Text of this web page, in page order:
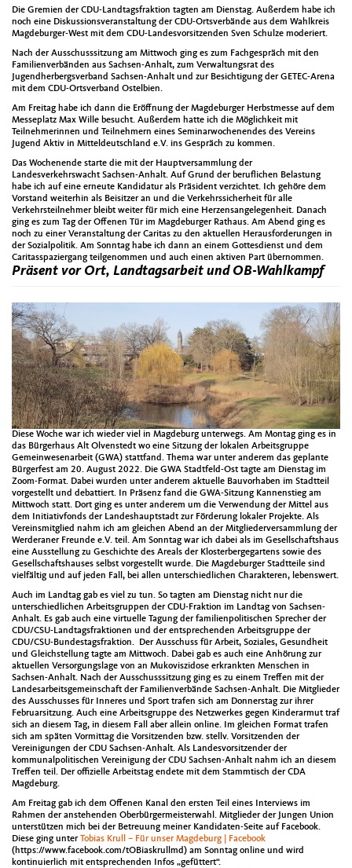
Die Gremien der CDU-Landtagsfraktion tagten am Dienstag. Außerdem habe ich
noch eine Diskussionsveranstaltung der CDU-Ortsverbände aus dem Wahlkreis
Magdeburger-West mit dem CDU-Landesvorsitzenden Sven Schulze moderiert.
Nach der Ausschusssitzung am Mittwoch ging es zum Fachgespräch mit den
Familienverbänden aus Sachsen-Anhalt, zum Verwaltungsrat des
Jugendherbergsverband Sachsen-Anhalt und zur Besichtigung der GETEC-Arena
mit dem CDU-Ortsverband Ostelbien.
Am Freitag habe ich dann die Eröffnung der Magdeburger Herbstmesse auf dem
Messeplatz Max Wille besucht. Außerdem hatte ich die Möglichkeit mit
Teilnehmerinnen und Teilnehmern eines Seminarwochenendes des Vereins
Jugend Aktiv in Mitteldeutschland e.V. ins Gespräch zu kommen.
Das Wochenende starte die mit der Hauptversammlung der
Landesverkehrswacht Sachsen-Anhalt. Auf Grund der beruflichen Belastung
habe ich auf eine erneute Kandidatur als Präsident verzichtet. Ich gehöre dem
Vorstand weiterhin als Beisitzer an und die Verkehrssicherheit für alle
Verkehrsteilnehmer bleibt weiter für mich eine Herzensangelegenheit. Danach
ging es zum Tag der Offenen Tür im Magdeburger Rathaus. Am Abend ging es
noch zu einer Veranstaltung der Caritas zu den aktuellen Herausforderungen in
der Sozialpolitik. Am Sonntag habe ich dann an einem Gottesdienst und dem
Caritasspaziergang teilgenommen und auch einen aktiven Part übernommen.
Präsent vor Ort, Landtagsarbeit und OB-Wahlkampf
Diese Woche war ich wieder viel in Magdeburg unterwegs. Am Montag ging es in
das Bürgerhaus Alt Olvenstedt wo eine Sitzung der lokalen Arbeitsgruppe
Gemeinwesenarbeit (GWA) stattfand. Thema war unter anderem das geplante
Bürgerfest am 20. August 2022. Die GWA Stadtfeld-Ost tagte am Dienstag im
Zoom-Format. Dabei wurden unter anderem aktuelle Bauvorhaben im Stadtteil
vorgestellt und debattiert. In Präsenz fand die GWA-Sitzung Kannenstieg am
Mittwoch statt. Dort ging es unter anderem um die Verwendung der Mittel aus
dem Initiativfonds der Landeshauptstadt zur Förderung lokaler Projekte. Als
Vereinsmitglied nahm ich am gleichen Abend an der Mitgliederversammlung der
Werderaner Freunde e.V. teil. Am Sonntag war ich dabei als im Gesellschaftshaus
eine Ausstellung zu Geschichte des Areals der Klosterbergegartens sowie des
Gesellschaftshauses selbst vorgestellt wurde. Die Magdeburger Stadtteile sind
vielfältig und auf jeden Fall, bei allen unterschiedlichen Charakteren, lebenswert.
Auch im Landtag gab es viel zu tun. So tagten am Dienstag nicht nur die
unterschiedlichen Arbeitsgruppen der CDU-Fraktion im Landtag von Sachsen-
Anhalt. Es gab auch eine virtuelle Tagung der familienpolitischen Sprecher der
CDU/CSU-Landtagsfraktionen und der entsprechenden Arbeitsgruppe der
CDU/CSU-Bundestagsfraktion. Der Ausschuss für Arbeit, Soziales, Gesundheit
und Gleichstellung tagte am Mittwoch. Dabei gab es auch eine Anhörung zur
aktuellen Versorgungslage von an Mukoviszidose erkrankten Menschen in
Sachsen-Anhalt. Nach der Ausschusssitzung ging es zu einem Treffen mit der
Landesarbeitsgemeinschaft der Familienverbände Sachsen-Anhalt. Die Mitglieder
des Ausschusses für Inneres und Sport trafen sich am Donnerstag zur ihrer
Februarsitzung. Auch eine Arbeitsgruppe des Netzwerkes gegen Kinderarmut traf
sich an diesem Tag, in diesem Fall aber allein online. Im gleichen Format trafen
sich am späten Vormittag die Vorsitzenden bzw. stellv. Vorsitzenden der
Vereinigungen der CDU Sachsen-Anhalt. Als Landesvorsitzender der
kommunalpolitischen Vereinigung der CDU Sachsen-Anhalt nahm ich an diesem
Treffen teil. Der offizielle Arbeitstag endete mit dem Stammtisch der CDA
Magdeburg.
Am Freitag gab ich dem Offenen Kanal den ersten Teil eines Interviews im
Rahmen der anstehenden Oberbürgermeisterwahl. Mitglieder der Jungen Union
unterstützen mich bei der Betreuung meiner Kandidaten-Seite auf Facebook.
Diese ging unterTobias Krull – Für unser Magdeburg | Facebook
(https://www.facebook.com/tOBiaskrullmd) am Sonntag online und wird
kontinuierlich mit entsprechenden Infos „gefüttert“.